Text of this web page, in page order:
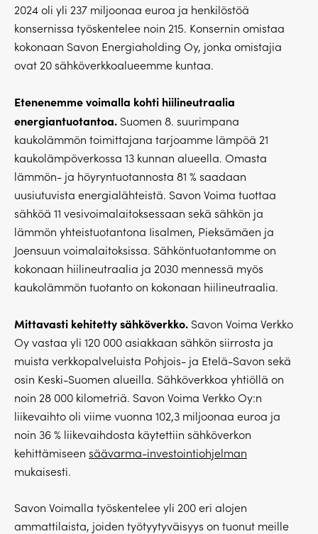
2024 oli yli 237 miljoonaa euroa ja henkilöstöä
konsernissa työskentelee noin 215. Konsernin omistaa
kokonaan Savon Energiaholding Oy, jonka omistajia
ovat 20 sähköverkkoalueemme kuntaa.
Etenenemme voimalla kohti hiilineutraalia
energiantuotantoa. Suomen 8. suurimpana
kaukolämmön toimittajana tarjoamme lämpöä 21
kaukolämpöverkossa 13 kunnan alueella. Omasta
lämmön- ja höyryntuotannosta 81 % saadaan
uusiutuvista energialähteistä. Savon Voima tuottaa
sähköä 11 vesivoimalaitoksessaan sekä sähkön ja
lämmön yhteistuotantona Iisalmen, Pieksämäen ja
Joensuun voimalaitoksissa. Sähköntuotantomme on
kokonaan hiilineutraalia ja 2030 mennessä myös
kaukolämmön tuotanto on kokonaan hiilineutraalia.
Mittavasti kehitetty sähköverkko. Savon Voima Verkko
Oy vastaa yli 120 000 asiakkaan sähkön siirrosta ja
muista verkkopalveluista Pohjois- ja Etelä-Savon sekä
osin Keski-Suomen alueilla. Sähköverkkoa yhtiöllä on
noin 28 000 kilometriä. Savon Voima Verkko Oy:n
liikevaihto oli viime vuonna 102,3 miljoonaa euroa ja
noin 36 % liikevaihdosta käytettiin sähköverkon
kehittämiseen säävarma-investointiohjelman
mukaisesti.
Savon Voimalla työskentelee yli 200 eri alojen
ammattilaista, joiden työtyytyväisyys on tuonut meille